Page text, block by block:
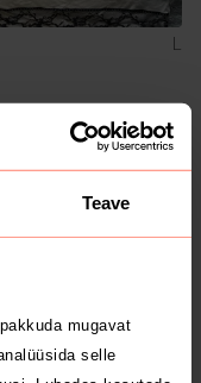
Teave
mugavat
selle
L
1